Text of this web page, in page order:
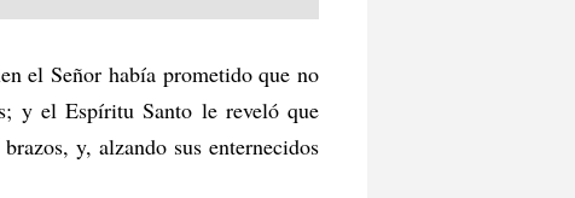
el Señor había prometido que no
y el Espíritu Santo le reveló que
y, alzando sus enternecidos